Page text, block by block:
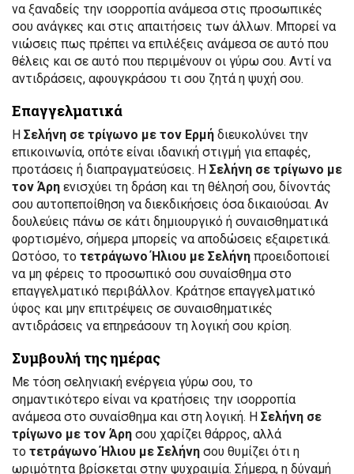
να ξαναδείς την ισορροπία ανάμεσα στις προσωπικές
σου ανάγκες και στις απαιτήσεις των άλλων. Μπορεί να
νιώσεις πως πρέπει να επιλέξεις ανάμεσα σε αυτό που
θέλεις και σε αυτό που περιμένουν οι γύρω σου. Αντί να
αντιδράσεις, αφουγκράσου τι σου ζητά η ψυχή σου.
Επαγγελματικά
Η Σελήνη σε τρίγωνο με τον Ερμή διευκολύνει την
επικοινωνία, οπότε είναι ιδανική στιγμή για επαφές,
προτάσεις ή διαπραγματεύσεις. Η Σελήνη σε τρίγωνο με
τον Άρη ενισχύει τη δράση και τη θέλησή σου, δίνοντάς
σου αυτοπεποίθηση να διεκδικήσεις όσα δικαιούσαι. Αν
δουλεύεις πάνω σε κάτι δημιουργικό ή συναισθηματικά
φορτισμένο, σήμερα μπορείς να αποδώσεις εξαιρετικά.
Ωστόσο, το τετράγωνο Ήλιου με Σελήνη προειδοποιεί
να μη φέρεις το προσωπικό σου συναίσθημα στο
επαγγελματικό περιβάλλον. Κράτησε επαγγελματικό
ύφος και μην επιτρέψεις σε συναισθηματικές
αντιδράσεις να επηρεάσουν τη λογική σου κρίση.
Συμβουλή της ημέρας
Με τόση σεληνιακή ενέργεια γύρω σου, το
σημαντικότερο είναι να κρατήσεις την ισορροπία
ανάμεσα στο συναίσθημα και στη λογική. Η Σελήνη σε
τρίγωνο με τον Άρη σου χαρίζει θάρρος, αλλά
το τετράγωνο Ήλιου με Σελήνη σου θυμίζει ότι η
ωριμότητα βρίσκεται στην ψυχραιμία. Σήμερα, η δύναμή